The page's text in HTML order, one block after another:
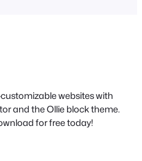
websites with
and the Ollie block theme.
for free today!